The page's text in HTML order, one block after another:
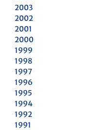
2003
2002
2001
2000
1999
1998
1997
1996
1995
1994
1992
1991